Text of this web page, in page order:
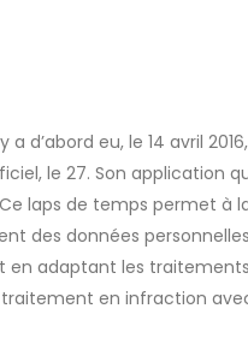
d’abord eu, le 14 avril
le 27. Son application
laps de temps permet à
des données personnelles
en adaptant les
en infraction avec